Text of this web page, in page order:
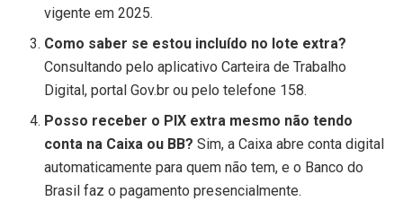
vigente em 2025.
Como saber se estou incluído no lote extra?
Consultando pelo aplicativo Carteira de Trabalho
Digital, portal Gov.br ou pelo telefone 158.
Posso receber o PIX extra mesmo não tendo
conta na Caixa ou BB?Sim, a Caixa abre conta digital
automaticamente para quem não tem, e o Banco do
Brasil faz o pagamento presencialmente.